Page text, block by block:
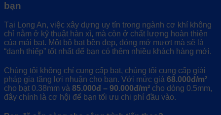
bạn
Tại Long An, việc xây dựng uy tín trong ngành cơ khí không
chỉ nằm ở kỹ thuật hàn xì, mà còn ở chất lượng hoàn thiện
của mái bạt. Một bộ bạt bền đẹp, đóng mở mượt mà sẽ là
“danh thiếp” tốt nhất để bạn có thêm nhiều khách hàng mới.
Chúng tôi không chỉ cung cấp bạt, chúng tôi cung cấp giải
pháp gia tăng lợi nhuận cho bạn. Với mức giá 68.000đ/m²
cho bạt 0.38mm và 85.000đ – 90.000đ/m² cho dòng 0.5mm,
đây chính là cơ hội để bạn tối ưu chi phí đầu vào.